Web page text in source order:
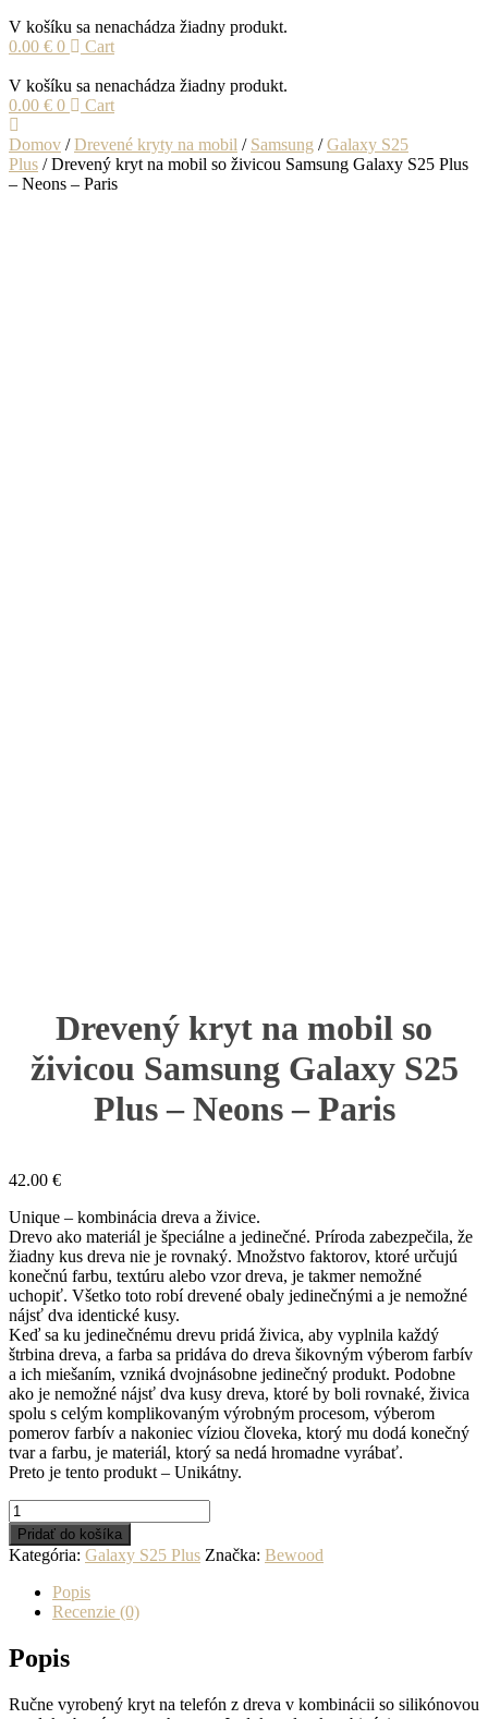
V košíku sa nenachádza žiadny produkt.
0.00 € 0 Cart
V košíku sa nenachádza žiadny produkt.
0.00 € 0 Cart
Domov /Drevené kryty na mobil / Samsung /Galaxy S25
Plus / Drevený kryt na mobil so živicou Samsung Galaxy S25 Plus
– Neons – Paris
Drevený kryt na mobil so
živicou Samsung Galaxy S25
Plus – Neons – Paris
42.00 €
Unique – kombinácia dreva a živice.
Drevo ako materiál je špeciálne a jedinečné. Príroda zabezpečila, že
žiadny kus dreva nie je rovnaký. Množstvo faktorov, ktoré určujú
konečnú farbu, textúru alebo vzor dreva, je takmer nemožné
uchopiť. Všetko toto robí drevené obaly jedinečnými a je nemožné
nájsť dva identické kusy.
Keď sa ku jedinečnému drevu pridá živica, aby vyplnila každý
štrbina dreva, a farba sa pridáva do dreva šikovným výberom farbív
a ich miešaním, vzniká dvojnásobne jedinečný produkt. Podobne
ako je nemožné nájsť dva kusy dreva, ktoré by boli rovnaké, živica
spolu s celým komplikovaným výrobným procesom, výberom
pomerov farbív a nakoniec víziou človeka, ktorý mu dodá konečný
tvar a farbu, je materiál, ktorý sa nedá hromadne vyrábať.
Preto je tento produkt – Unikátny.
množstvo
Drevený
kryt
na
mobil
živicou
Samsung
Galaxy
Plus
Pridať do košíka
Kategória: Galaxy S25 Plus Značka: Bewood
Popis
Recenzie (0)
Popis
Ručne vyrobený kryt na telefón z dreva v kombinácii so silikónovou